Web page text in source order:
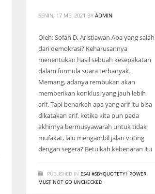
SENIN, 17 MEI 2021 BY ADMIN
Oleh: Sofah D. Aristiawan Apa yang salah
dari demokrasi? Keharusannya
menentukan hasil sebuah kesepakatan
dalam formula suara terbanyak.
Memang, adanya rembukan akan
memberikan konklusi yang jauh lebih
arif. Tapi benarkah apa yang arif itu bisa
dikatakan arif, ketika kita pun pada
akhirnya bermusyawarah untuk tidak
mufakat, lalu mengambil jalan voting
dengan segera? Betulkah kebenaran itu
PUBLISHED IN ESAI #SBYQUOTETYI, POWER
MUST NOT GO UNCHECKED